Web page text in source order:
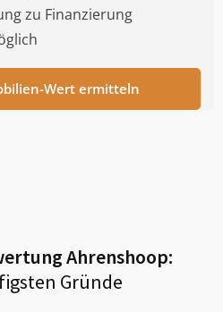
zu Finanzierung
Wert ermitteln
Ahrenshoop:
Gründe